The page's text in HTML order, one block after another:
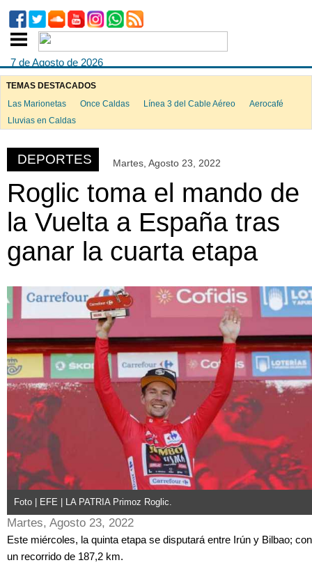
7 de Agosto de 2026
TEMAS DESTACADOS
Las Marionetas
Once Caldas Línea 3 del Cable Aéreo
Aerocafé
Lluvias en Caldas
DEPORTES Martes, Agosto 23, 2022
Roglic toma el mando de
la Vuelta a España tras
ganar la cuarta etapa
Foto | EFE | LA PATRIA Primoz Roglic.
Martes, Agosto 23, 2022
Este miércoles, la quinta etapa se disputará entre Irún y Bilbao; con
un recorrido de 187,2 km.